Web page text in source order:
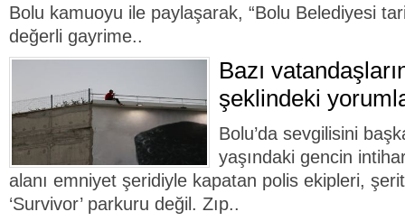
Bolu kamuoyu ile paylaşarak, “Bolu Belediyesi
değerli gayrime..
Bazı
şeklindeki
Bolu’da sevgilisini
yaşındaki gencin
alanı emniyet şeridiyle kapatan polis ekipleri,
‘Survivor’ parkuru değil. Zıp..